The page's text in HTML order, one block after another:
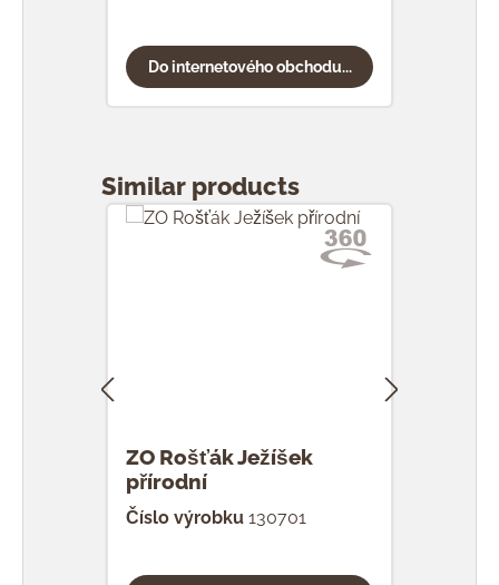
Do internetového obchodu...
Similar products
ZO Rošťák Ježíšek
přírodní
Číslo výrobku 130701